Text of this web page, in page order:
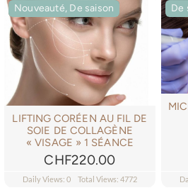
Nouveauté, De saison
Nouveauté, De saison
LIFTING CORÉEN AU FIL DE
SOIE DE COLLAGÈNE
« VISAGE » 1 SÉANCE
CHF220.00
Daily Views: 0 Total Views: 4772
De